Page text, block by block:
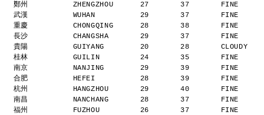
鄭州          ZHENGZHOU      27       37       FINE
武漢          WUHAN          29       37       FINE
重慶          CHONGQING      28       38       FINE
長沙          CHANGSHA       29       37       FINE
貴陽          GUIYANG        20       28       CLOUDY
桂林          GUILIN         24       35       FINE
南京          NANJING        29       39       FINE
合肥          HEFEI          28       39       FINE
杭州          HANGZHOU       29       40       FINE
南昌          NANCHANG       28       37       FINE
福州          FUZHOU         26       37       FINE